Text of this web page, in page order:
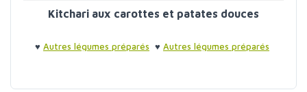
Kitchari aux carottes et patates douces
♥ Autres légumes préparés ♥ Autres légumes préparés